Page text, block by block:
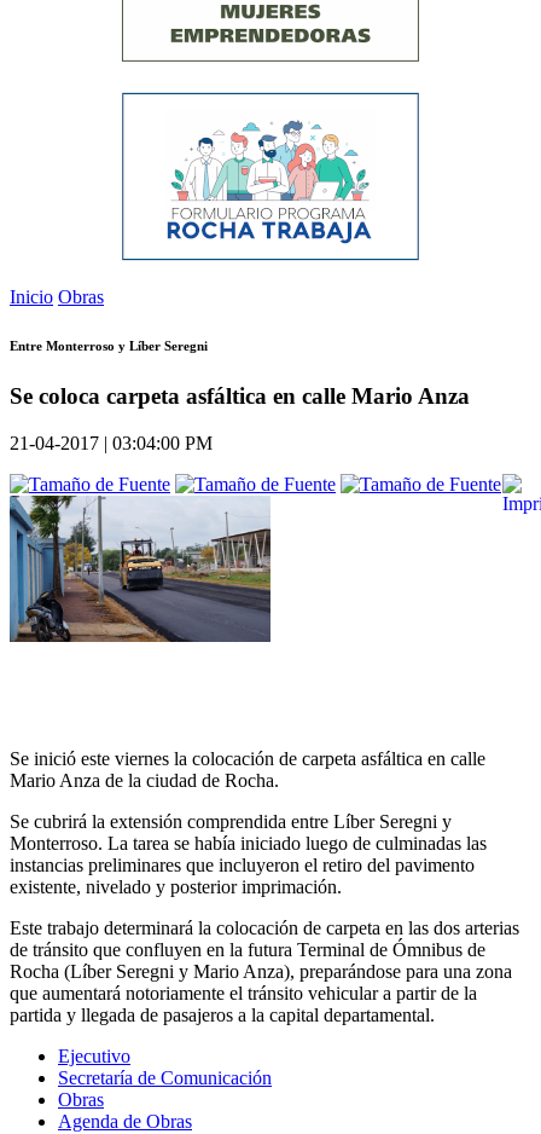
Inicio Obras
Entre Monterroso y Líber Seregni
Se coloca carpeta asfáltica en calle Mario Anza
21-04-2017 | 03:04:00 PM
Se inició este viernes la colocación de carpeta asfáltica en calle
Mario Anza de la ciudad de Rocha.
Se cubrirá la extensión comprendida entre Líber Seregni y
Monterroso. La tarea se había iniciado luego de culminadas las
instancias preliminares que incluyeron el retiro del pavimento
existente, nivelado y posterior imprimación.
Este trabajo determinará la colocación de carpeta en las dos arterias
de tránsito que confluyen en la futura Terminal de Ómnibus de
Rocha (Líber Seregni y Mario Anza), preparándose para una zona
que aumentará notoriamente el tránsito vehicular a partir de la
partida y llegada de pasajeros a la capital departamental.
Ejecutivo
Secretaría de Comunicación
Obras
Agenda de Obras